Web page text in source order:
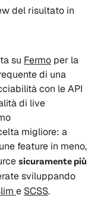
del risultato in
su Fermo per la
di una
con le API
di live
migliore: a
feature in meno,
sicuramente più
sviluppando
e SCSS.